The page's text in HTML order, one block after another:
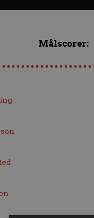
Målscorer: